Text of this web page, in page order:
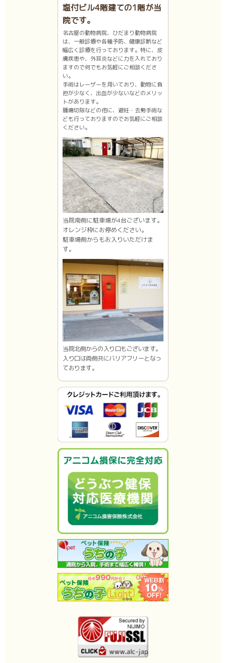
塩付ビル4階建ての1階が当
院です。
名古屋の動物病院、ひだまり動物病院
は、一般診療や各種予防、健康診断など
幅広く診療を行っております。特に、皮
膚疾患や、外耳炎などに力を入れており
ますので何でもお気軽にご相談くださ
い。
手術はレーザーを用いており、動物に負
担が少なく、出血が少ないなどのメリッ
トがあります。
腫瘍切除などの他に、避妊・去勢手術な
ども行っておりますのでお気軽にご相談
ください。
当院南側に駐車場が4台ございます。
オレンジ枠にお停めください。
駐車場側からもお入りいただけま
す。
当院北側からの入り口もございます。
入り口は両側共にバリアフリーとなっ
ております。